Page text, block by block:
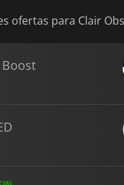
ofertas para Clair